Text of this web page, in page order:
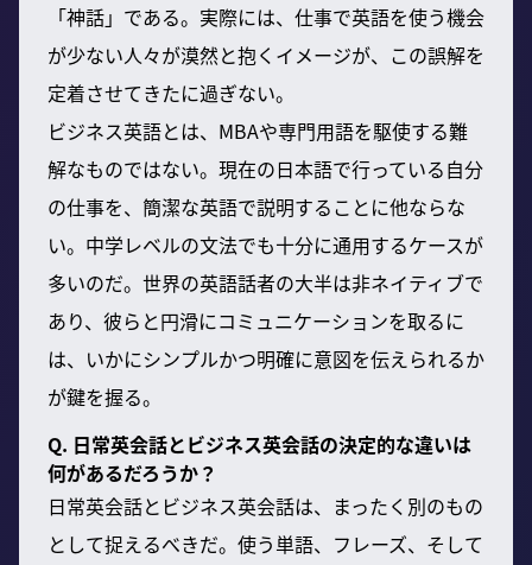
「神話」である。実際には、仕事で英語を使う機会
が少ない人々が漠然と抱くイメージが、この誤解を
定着させてきたに過ぎない。
ビジネス英語とは、MBAや専門用語を駆使する難
解なものではない。現在の日本語で行っている自分
の仕事を、簡潔な英語で説明することに他ならな
い。中学レベルの文法でも十分に通用するケースが
多いのだ。世界の英語話者の大半は非ネイティブで
あり、彼らと円滑にコミュニケーションを取るに
は、いかにシンプルかつ明確に意図を伝えられるか
が鍵を握る。
Q. 日常英会話とビジネス英会話の決定的な違いは
何があるだろうか？
日常英会話とビジネス英会話は、まったく別のもの
として捉えるべきだ。使う単語、フレーズ、そして